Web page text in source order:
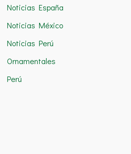
Noticias España
Noticias México
Noticias Perú
Ornamentales
Perú